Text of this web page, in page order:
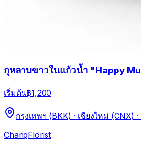
กุหลาบขาวในแก้วน้ำ "Happy
เริ่มต้น฿1,200
กรุงเทพฯ (BKK) · เชียงใหม่ (CNX)
ChangFlorist